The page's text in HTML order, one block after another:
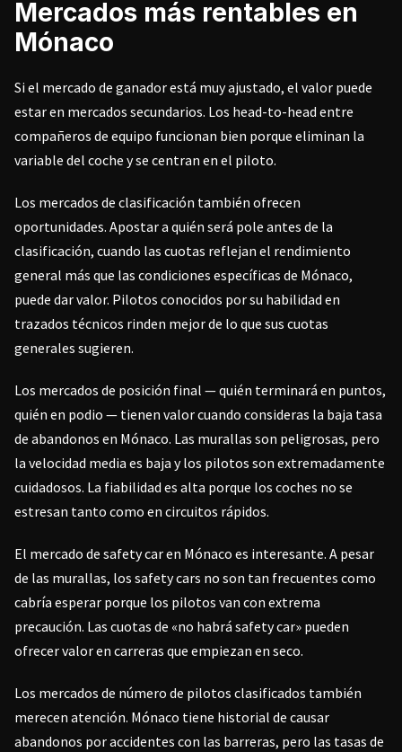
Mercados más rentables en
Mónaco
Si el mercado de ganador está muy ajustado, el valor puede
estar en mercados secundarios. Los head-to-head entre
compañeros de equipo funcionan bien porque eliminan la
variable del coche y se centran en el piloto.
Los mercados de clasificación también ofrecen
oportunidades. Apostar a quién será pole antes de la
clasificación, cuando las cuotas reflejan el rendimiento
general más que las condiciones específicas de Mónaco,
puede dar valor. Pilotos conocidos por su habilidad en
trazados técnicos rinden mejor de lo que sus cuotas
generales sugieren.
Los mercados de posición final — quién terminará en puntos,
quién en podio — tienen valor cuando consideras la baja tasa
de abandonos en Mónaco. Las murallas son peligrosas, pero
la velocidad media es baja y los pilotos son extremadamente
cuidadosos. La fiabilidad es alta porque los coches no se
estresan tanto como en circuitos rápidos.
El mercado de safety car en Mónaco es interesante. A pesar
de las murallas, los safety cars no son tan frecuentes como
cabría esperar porque los pilotos van con extrema
precaución. Las cuotas de «no habrá safety car» pueden
ofrecer valor en carreras que empiezan en seco.
Los mercados de número de pilotos clasificados también
merecen atención. Mónaco tiene historial de causar
abandonos por accidentes con las barreras, pero las tasas de